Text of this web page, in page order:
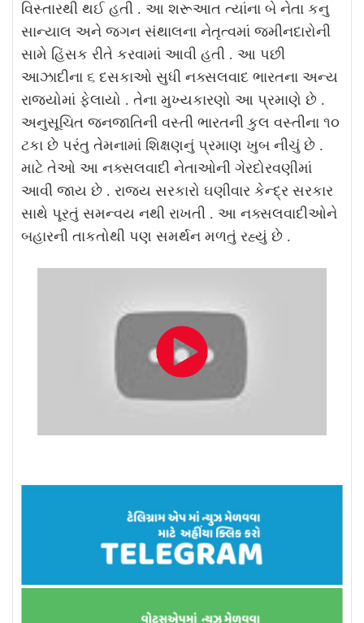
વિસ્તારથી થઈ હતી . આ શરૂઆત ત્યાંના બે નેતા કનુ
સાન્યાલ અને જગન સંથાલના નેતૃત્વમાં જમીનદારોની
સામે હિંસક રીતે કરવામાં આવી હતી . આ પછી
આઝાદીના ૬ દસકાઓ સુધી નક્સલવાદ ભારતના અન્ય
રાજ્યોમાં ફેલાયો . તેના મુખ્યકારણો આ પ્રમાણે છે .
અનુસૂચિત જનજાતિની વસ્તી ભારતની કુલ વસ્તીના ૧૦
ટકા છે પરંતુ તેમનામાં શિક્ષણનું પ્રમાણ ખુબ નીચું છે .
માટે તેઓ આ નક્સલવાદી નેતાઓની ગેરદોરવણીમાં
આવી જાય છે . રાજ્ય સરકારો ઘણીવાર કેન્દ્ર સરકાર
સાથે પૂરતું સમન્વય નથી રાખતી . આ નક્સલવાદીઓને
બહારની તાકતોથી પણ સમર્થન મળતું રહ્યું છે .